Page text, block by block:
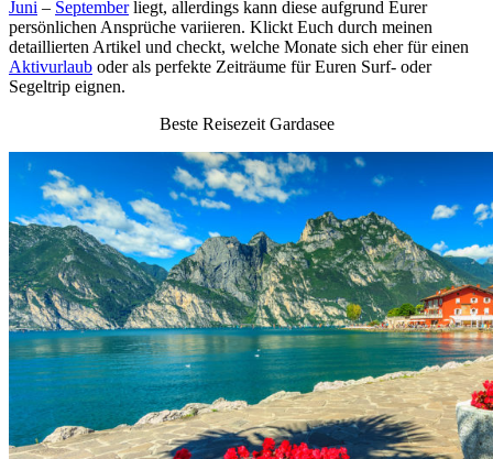
Juni – Septemberliegt, allerdings kann diese aufgrund Eurer
persönlichen Ansprüche variieren. Klickt Euch durch meinen
detaillierten Artikel und checkt, welche Monate sich eher für einen
Aktivurlaub oder als perfekte Zeiträume für Euren Surf- oder
Segeltrip eignen.
Beste Reisezeit Gardasee